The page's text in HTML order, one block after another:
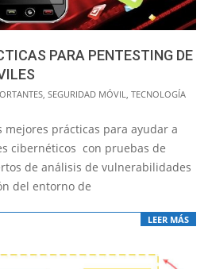
PARA PENTESTING DE
, SEGURIDAD MÓVIL, TECNOLOGÍA
mejores prácticas para ayudar a
cibernéticos con pruebas de
de análisis de vulnerabilidades
del entorno de
LEER MÁS